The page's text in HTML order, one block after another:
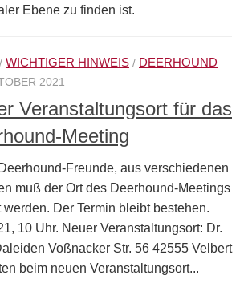
Ebene zu finden ist.
/ WICHTIGER HINWEIS / DEERHOUND
2021
Veranstaltungsort für das
Meeting
Freunde, aus verschiedenen
muß der Ort des Deerhound-Meetings
werden. Der Termin bleibt bestehen.
10 Uhr. Neuer Veranstaltungsort: Dr.
Voßnacker Str. 56 42555 Velbert
beim neuen Veranstaltungsort...